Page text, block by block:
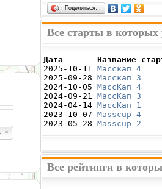
Поделиться…
Все старты в которых
Дата       Название
2025-10-11 Масскап 4
2025-09-28 Масскап 3
2024-10-05 МассКап 4
2024-09-21 МассКап 3
2024-04-14 МассКап 1
2023-10-07 Masscup 4
2023-05-28 Masscup 2
Все рейтинги в